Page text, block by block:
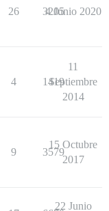
26 3205
4 Junio 2020
4 1419
11
Septiembre
2014
9 3579
15 Octubre
2017
22 Junio